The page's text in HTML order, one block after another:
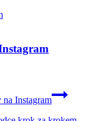
Instagram